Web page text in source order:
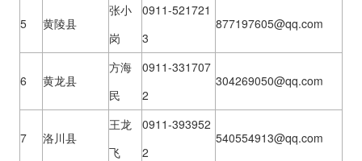
5 黄陵县
张小
岗
0911-521721
3
877197605@qq.com
6 黄龙县
方海
民
0911-331707
2
304269050@qq.com
7 洛川县
王龙
飞
0911-393952
2
540554913@qq.com